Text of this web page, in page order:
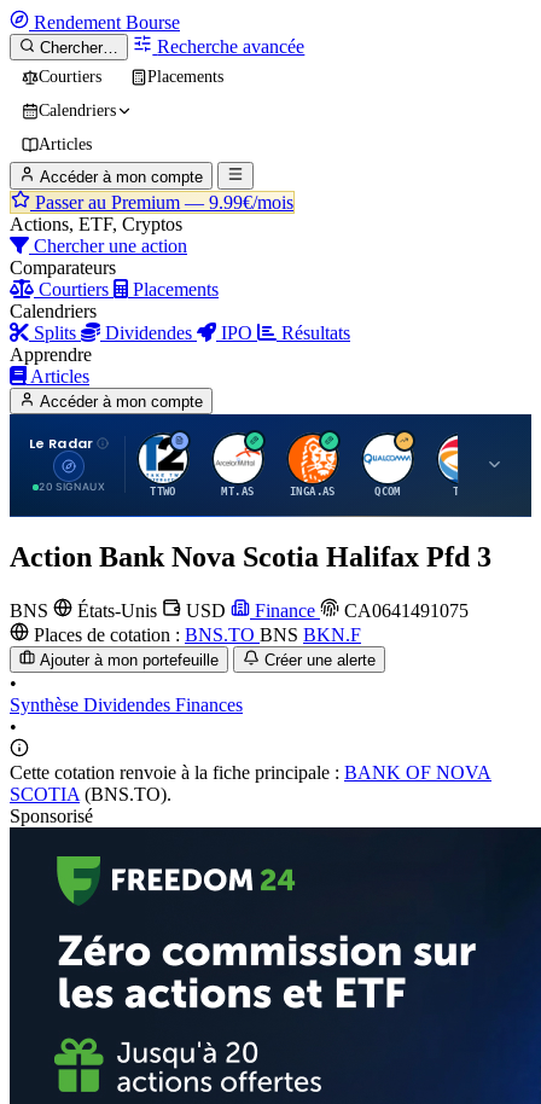
Rendement Bourse
Chercher… Recherche avancée
Courtiers
Placements
Calendriers
Articles
Accéder à mon compte
Passer au Premium — 9.99€/mois
Actions, ETF, Cryptos
Chercher une action
Comparateurs
Courtiers
Placements
Calendriers
Splits
Dividendes IPO
Résultats
Apprendre
Articles
Accéder à mon compte
Le Radar
20 SIGNAUX
T
TTWO
A
MT.AS
I
INGA.AS
Q
QCOM
T
TTE
Action Bank Nova Scotia Halifax Pfd 3
BNS États-Unis USD Finance
CA0641491075
Places de cotation : BNS.TO BNS BKN.F
Ajouter à mon portefeuille Créer une alerte
•
Synthèse Dividendes Finances
•
Cette cotation renvoie à la fiche principale : BANK OF NOVA
SCOTIA (BNS.TO).
Sponsorisé